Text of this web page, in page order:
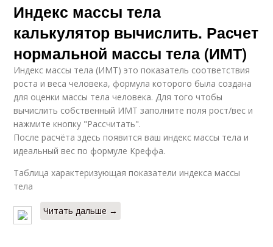
Индекс массы тела
калькулятор вычислить. Расчет
нормальной массы тела (ИМТ)
Индекс массы тела (ИМТ) это показатель соответствия
роста и веса человека, формула которого была создана
для оценки массы тела человека. Для того чтобы
вычислить собственный ИМТ заполните поля рост/вес и
нажмите кнопку "Рассчитать".
После расчёта здесь появится ваш индекс массы тела и
идеальный вес по формуле Креффа.
Таблица характеризующая показатели индекса массы
тела
Читать дальше →